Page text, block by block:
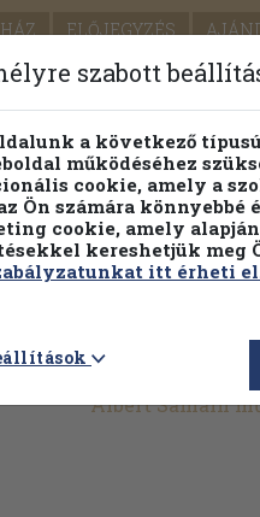
ELŐJEGYZÉS
PILLANATNYI ÁRAINK
Részletes kereső
Albert Samain
szabott
a következő
működéséhez
cookie, amely a
Ön számára könnyebbé
cookie, amely
kereshetjük meg
itt érheti